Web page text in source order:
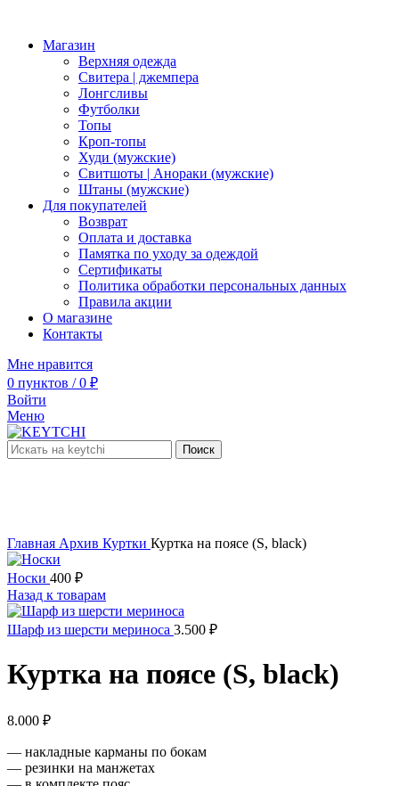
Магазин
Верхняя одежда
Свитера | джемпера
Лонгсливы
Футболки
Топы
Кроп-топы
Худи (мужские)
Свитшоты | Анораки (мужские)
Штаны (мужские)
Для покупателей
Возврат
Оплата и доставка
Памятка по уходу за одеждой
Сертификаты
Политика обработки персональных данных
Правила акции
О магазине
Контакты
Мне нравится
0 пунктов / 0 ₽
Войти
Меню
Поиск
Главная Архив Куртки Куртка на поясе (S, black)
Носки 400 ₽
Назад к товарам
Шарф из шерсти мериноса 3.500 ₽
Куртка на поясе (S, black)
8.000 ₽
— накладные карманы по бокам
— резинки на манжетах